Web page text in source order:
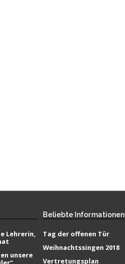
Lehrerin,
unsere
Beliebte Informationen
Tag der offenen Tür
Weihnachtssingen 2018
Vertretungsplan